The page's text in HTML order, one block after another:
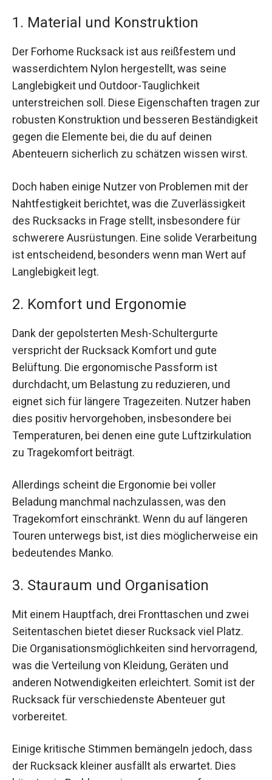
1. Material und Konstruktion
Der Forhome Rucksack ist aus reißfestem und
wasserdichtem Nylon hergestellt, was seine
Langlebigkeit und Outdoor-Tauglichkeit
unterstreichen soll. Diese Eigenschaften tragen zur
robusten Konstruktion und besseren Beständigkeit
gegen die Elemente bei, die du auf deinen
Abenteuern sicherlich zu schätzen wissen wirst.
Doch haben einige Nutzer von Problemen mit der
Nahtfestigkeit berichtet, was die Zuverlässigkeit
des Rucksacks in Frage stellt, insbesondere für
schwerere Ausrüstungen. Eine solide Verarbeitung
ist entscheidend, besonders wenn man Wert auf
Langlebigkeit legt.
2. Komfort und Ergonomie
Dank der gepolsterten Mesh-Schultergurte
verspricht der Rucksack Komfort und gute
Belüftung. Die ergonomische Passform ist
durchdacht, um Belastung zu reduzieren, und
eignet sich für längere Tragezeiten. Nutzer haben
dies positiv hervorgehoben, insbesondere bei
Temperaturen, bei denen eine gute Luftzirkulation
zu Tragekomfort beiträgt.
Allerdings scheint die Ergonomie bei voller
Beladung manchmal nachzulassen, was den
Tragekomfort einschränkt. Wenn du auf längeren
Touren unterwegs bist, ist dies möglicherweise ein
bedeutendes Manko.
3. Stauraum und Organisation
Mit einem Hauptfach, drei Fronttaschen und zwei
Seitentaschen bietet dieser Rucksack viel Platz.
Die Organisationsmöglichkeiten sind hervorragend,
was die Verteilung von Kleidung, Geräten und
anderen Notwendigkeiten erleichtert. Somit ist der
Rucksack für verschiedenste Abenteuer gut
vorbereitet.
Einige kritische Stimmen bemängeln jedoch, dass
der Rucksack kleiner ausfällt als erwartet. Dies